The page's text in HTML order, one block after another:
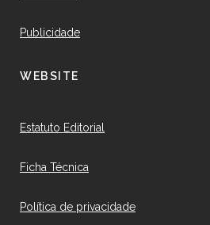
Publicidade
WEBSITE
Estatuto Editorial
Ficha Técnica
Política de privacidade